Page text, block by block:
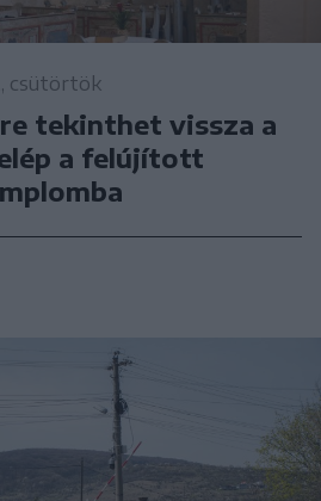
csütörtök
tekinthet vissza a
a felújított